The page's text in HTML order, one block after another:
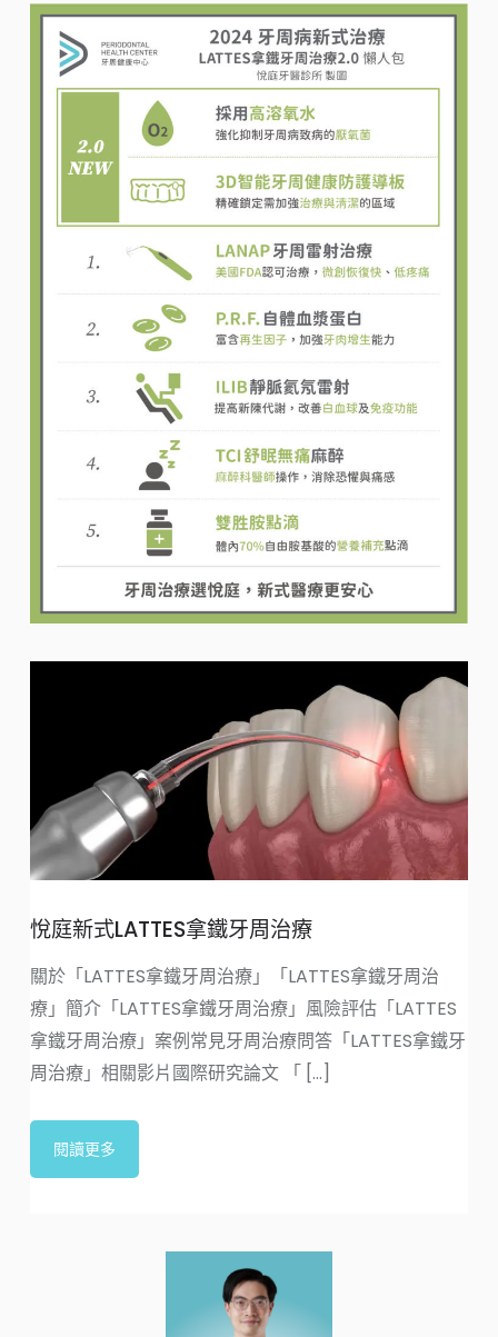
悅庭新式LATTES拿鐵牙周治療
關於「LATTES拿鐵牙周治療」「LATTES拿鐵牙周治
療」簡介「LATTES拿鐵牙周治療」風險評估「LATTES
拿鐵牙周治療」案例常見牙周治療問答「LATTES拿鐵牙
周治療」相關影片國際研究論文 「 [...]
閱讀更多